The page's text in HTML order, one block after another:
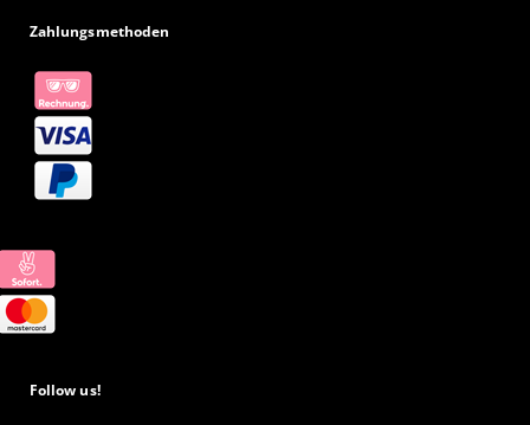
Zahlungsmethoden
Follow us!